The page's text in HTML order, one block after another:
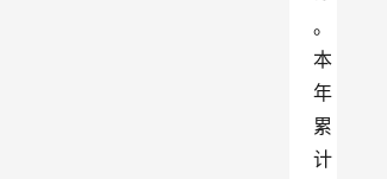
。
本
年
累
计